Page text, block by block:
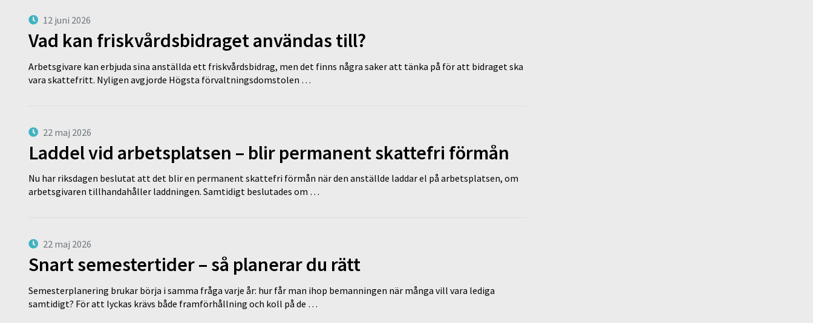
12 juni 2026
Vad kan friskvårdsbidraget användas till?
Arbetsgivare kan erbjuda sina anställda ett friskvårdsbidrag, men det finns några saker att tänka på för att bidraget ska
vara skattefritt. Nyligen avgjorde Högsta förvaltningsdomstolen …
22 maj 2026
Laddel vid arbetsplatsen – blir permanent skattefri förmån
Nu har riksdagen beslutat att det blir en permanent skattefri förmån när den anställde laddar el på arbetsplatsen, om
arbetsgivaren tillhandahåller laddningen. Samtidigt beslutades om …
22 maj 2026
Snart semestertider – så planerar du rätt
Semesterplanering brukar börja i samma fråga varje år: hur får man ihop bemanningen när många vill vara lediga
samtidigt? För att lyckas krävs både framförhållning och koll på de …